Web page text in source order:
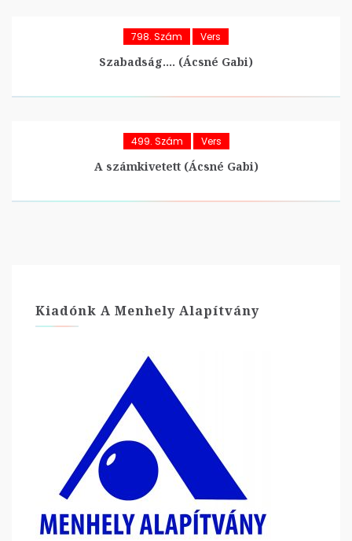
798. Szám Vers
Szabadság…. (Ácsné Gabi)
499. Szám Vers
A számkivetett (Ácsné Gabi)
Kiadónk A Menhely Alapítvány